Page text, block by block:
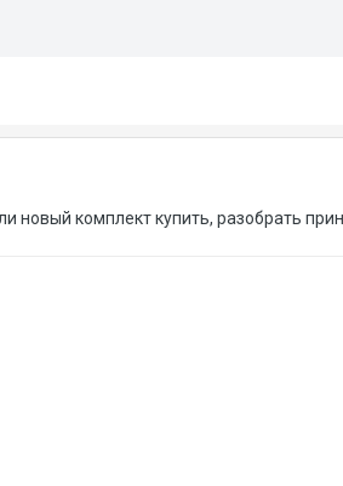
новый комплект купить, разобрать